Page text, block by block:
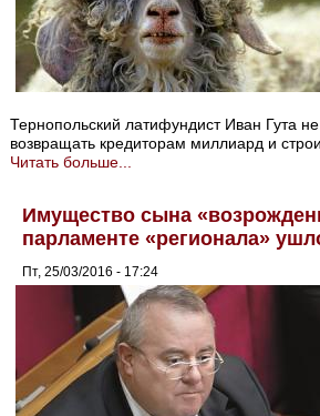
Тернопольский латифундист Иван Гута
возвращать кредиторам миллиард и
Читать больше...
Имущество сына
парламенте «регионала»
Пт, 25/03/2016 - 17:24